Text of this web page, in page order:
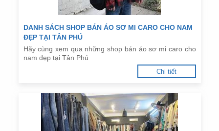
DANH SÁCH SHOP BÁN ÁO SƠ MI CARO CHO NAM
ĐẸP TẠI TÂN PHÚ
Hãy cùng xem qua những shop bán áo sơ mi caro cho
nam đẹp tại Tân Phú
Chi tiết